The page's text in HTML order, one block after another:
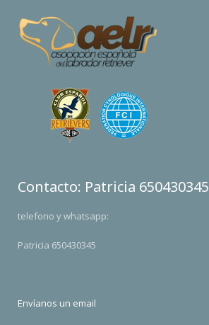
Contacto: Patricia 650430345
telefono y whatsapp:
Patricia 650430345
Envíanos un email